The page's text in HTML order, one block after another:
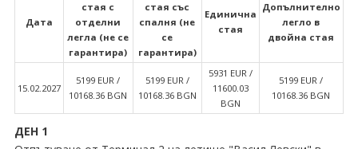
Дата
стая с
отделни
легла (не се
гарантира)
стая със
спалня (не
се
гарантира)
Единична
стая
Допълнително
легло в
двойна стая
15.02.2027
5199 EUR ∕
10168.36 BGN
5199 EUR ∕
10168.36 BGN
5931 EUR ∕
11600.03
BGN
5199 EUR ∕
10168.36 BGN
ДЕН 1